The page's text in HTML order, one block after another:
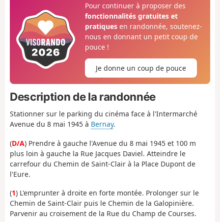
Pour continuer à proposer des
fonctionnalités gratuites et
pratiquesen randonnée, soutenez-
nous en donnant un petit coup de
pouce !
Je donne un coup de pouce
Description de la randonnée
Stationner sur le parking du cinéma face à l'Intermarché
Avenue du 8 mai 1945 à Bernay.
(D/A) Prendre à gauche l'Avenue du 8 mai 1945 et 100 m
plus loin à gauche la Rue Jacques Daviel. Atteindre le
carrefour du Chemin de Saint-Clair à la Place Dupont de
l'Eure.
(1) L'emprunter à droite en forte montée. Prolonger sur le
Chemin de Saint-Clair puis le Chemin de la Galopinière.
Parvenir au croisement de la Rue du Champ de Courses.